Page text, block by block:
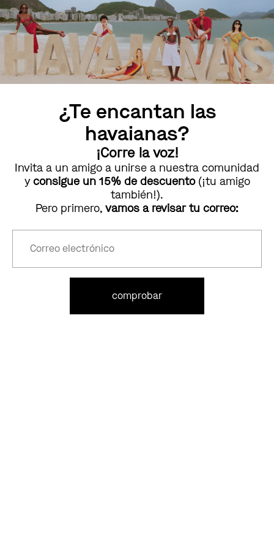
¿Te encantan las
havaianas?
¡Corre la voz!
Invita a un amigo a unirse a nuestra comunidad
yconsigue un 15% de descuento(¡tu amigo
también!).
Pero primero, vamos a revisar tu correo:
comprobar